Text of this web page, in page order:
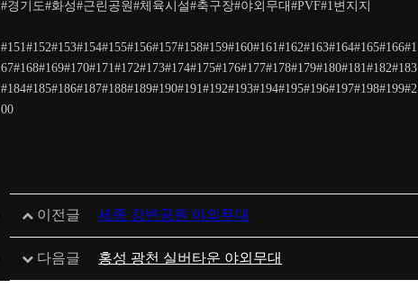
#경기도#화성#근린공원#체육시설#축구장#야외무대#PVF#1변지지
#151#152#153#154#155#156#157#158#159#160#161#162#163#164#165#166#1
67#168#169#170#171#172#173#174#175#176#177#178#179#180#181#182#183
#184#185#186#187#188#189#190#191#192#193#194#195#196#197#198#199#2
00
이전글 세종 강변공원 야외무대
다음글 홍성 광천 실버타운 야외무대